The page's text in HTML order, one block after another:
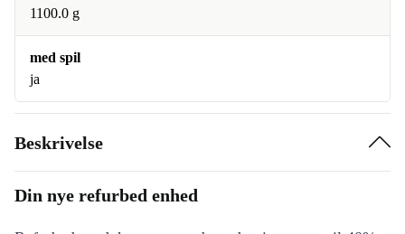
1100.0 g
med spil
ja
Beskrivelse
Din nye refurbed enhed